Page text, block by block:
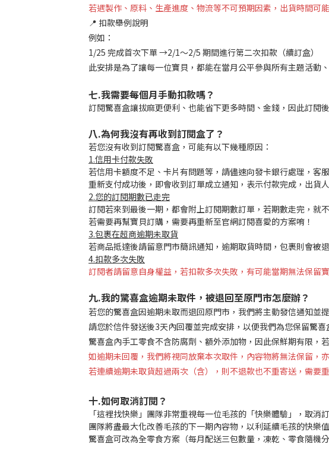
若遇製作、原料、生產進度、物流等不可預期因素，出貨時間可
📍 扣款舉例說明
例如：
1/25 完成首次下單 →2/1～2/5 期間進行第二次扣款（續訂盒）
此安排是為了讓每一位寶貝，都能在當月公平參與所有主題活動
七.我需要每個月手動扣款嗎？
訂閱驚喜盒讓拔麻更便利、也能省下更多時間、金錢，因此訂閱
八.為何我沒有再收到訂閱盒了？
若您沒有收到訂閱驚喜盒，可能有以下幾種原因：
1.信用卡付款失敗
若信用卡額度不足、卡片有問題等，請儘速向發卡銀行處理，客
重新支付成功後，即會收到訂單成立通知，表示付款完成，出貨
2.您的訂閱期數已走完
訂閱若來到最後一期，都會附上訂閱期數訂單，若期數走完，就
若需要再幫寶貝訂購，需要再重新至官網訂閱喜愛的方案唷！
3.包裹在超商逾期未取貨
若商品抵達後請留意門市簡訊通知，逾期取貨時間，包裹則會被
4.扣款多次失敗
訂閱者請留意自身權益，若扣款多次失敗，有可能當期無法保留
九.我的驚喜盒逾期未取件，被退回至原門市怎麼辦？
若您的驚喜盒因逾期未取而退回原門市，我們將主動發信通知並
請您於信件發送後3天內回覆並完成安排，以便我們為您保留驚喜
驚喜盒內手工零食不含防腐劑、額外添加物，因此保鮮期有限，
如逾期未回覆，我們將視同放棄本次取件，內容物將無法保留，
若連續逾期未取貨超過兩次（含），則不退款也不重寄送，需要
十.如何取消訂閱？
「這裡找快樂」團隊非常重視每一位毛孩的「快樂體驗」，取消
團隊將盡最大化改善毛孩的下一期內容物，以利延續毛孩的快樂值
驚喜盒可改為全零食方案（每月配送三包數量，凍乾、零食隨機